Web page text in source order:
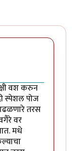
वश करुन
स्पेशल पोज
तरस
वर
मधे